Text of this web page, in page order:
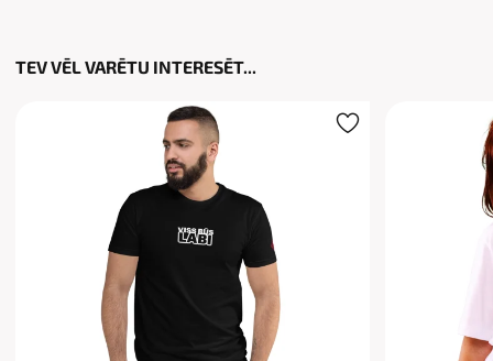
TEV VĒL VARĒTU INTERESĒT...